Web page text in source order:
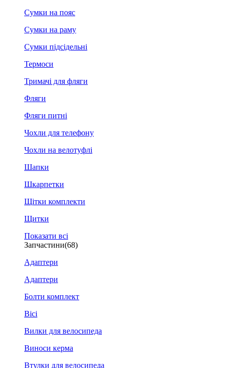
Сумки на пояс
Сумки на раму
Сумки підсідельні
Термоси
Тримачі для фляги
Фляги
Фляги питні
Чохли для телефону
Чохли на велотуфлі
Шапки
Шкарпетки
Щітки комплекти
Щитки
Показати всі
Запчастини(68)
Адаптери
Адаптери
Болти комплект
Вісі
Вилки для велосипеда
Виноси керма
Втулки для велосипеда